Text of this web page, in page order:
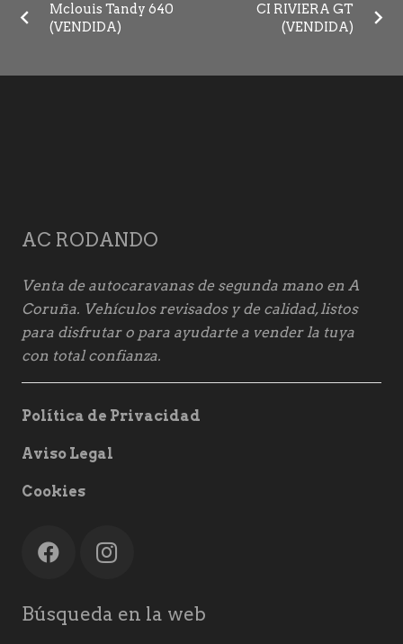
Mclouis Tandy 640
(VENDIDA)
CI RIVIERA GT
(VENDIDA)
AC RODANDO
Venta de autocaravanas de segunda mano en A
Coruña. Vehículos revisados y de calidad, listos
para disfrutar o para ayudarte a vender la tuya
con total confianza.
Política de Privacidad
Aviso Legal
Cookies
Búsqueda en la web